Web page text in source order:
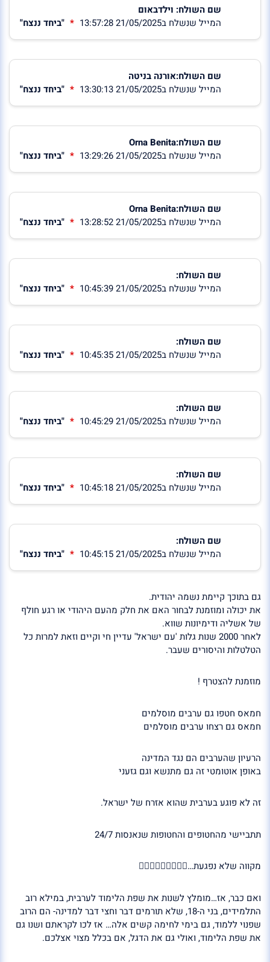
שם השולח: וילדבאום
המייל שנשלח ב21/05/2025 13:57:28
"ביחד ננצח"
שם השולח:אורנה בניטה
המייל שנשלח ב21/05/2025 13:30:13
"ביחד ננצח"
שם השולח:Orna Benita
המייל שנשלח ב21/05/2025 13:29:26
"ביחד ננצח"
שם השולח:Orna Benita
המייל שנשלח ב21/05/2025 13:28:52
"ביחד ננצח"
שם השולח:
המייל שנשלח ב21/05/2025 10:45:39
"ביחד ננצח"
שם השולח:
המייל שנשלח ב21/05/2025 10:45:35
"ביחד ננצח"
שם השולח:
המייל שנשלח ב21/05/2025 10:45:29
"ביחד ננצח"
שם השולח:
המייל שנשלח ב21/05/2025 10:45:18
"ביחד ננצח"
שם השולח:
המייל שנשלח ב21/05/2025 10:45:15
"ביחד ננצח"
גם בתוכך קיימת נשמה יהודית.
את יכולה ומוזמנת לבחור האם את חלק מהעם היהודי או רגע חולף
של אשליה ודימיונות שווא.
לאחר 2000 שנות גלות 'עם ישראל' עדיין חי וקיים וזאת למרות כל
הטלטלות והיסורים שעבר.
מוזמנת להצטרף !
חמאס חטפו גם ערבים מוסלמים
חמאס גם רצחו ערבים מוסלמים
הרעיון שהערבים הם נגד המדינה
באופן אוטומטי זה גם מתנשא וגם גזעני
זה לא פוגע בערבית שהוא אזרח של ישראל.
תתביישי מהחטופים והחטופות שנאנסות 24/7
מקווה שלא נפגעת…🤦🏻‍♀️🤦🏻‍♀️🤦🏻‍♀️
ואם כבר, אז…מומלץ לשנות את שפת הלימוד לערבית, במילא רוב
התלמידים, בני ה-18, שלא תורמים דבר וחצי דבר למדינה- הם הרוב
שפנוי ללמוד, גם בימי לחימה קשים אלה… אז לכו לקראתם ושנו גם
את שפת הלימוד, ואולי גם את הדגל, אם בכלל מצוי אצלכם.